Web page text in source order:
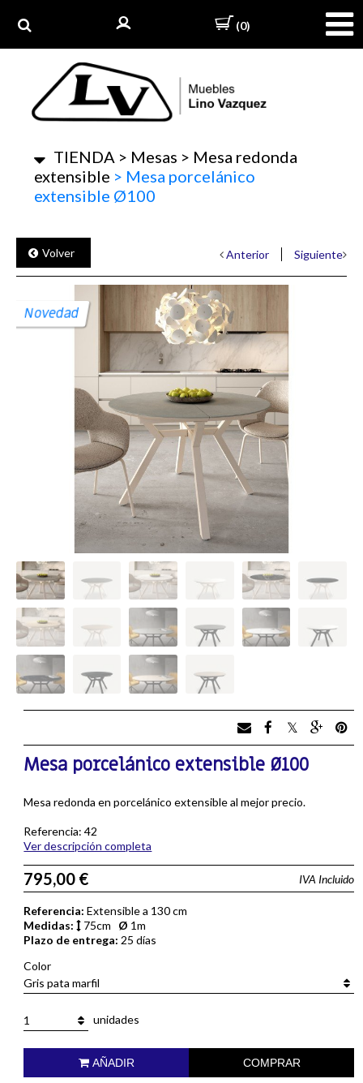
(0)
TIENDA > Mesas > Mesa redonda
extensible > Mesa porcelánico
extensible Ø100
Volver Anterior Siguiente
Novedad
Mesa porcelánico extensible Ø100
Mesa redonda en porcelánico extensible al mejor precio.
Referencia: 42
Ver descripción completa
795,00 € IVA Incluido
Referencia:Extensible a 130 cm
Medidas: 75cm Ø 1m
Plazo de entrega: 25 días
Color
Gris pata marfil
1 unidades
AÑADIR COMPRAR